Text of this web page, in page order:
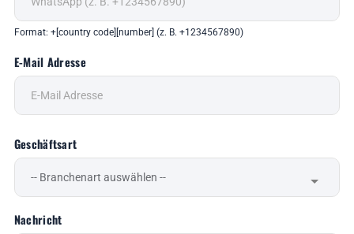
Format: +[country code][number] (z. B. +1234567890)
E-Mail Adresse
Geschäftsart
Nachricht